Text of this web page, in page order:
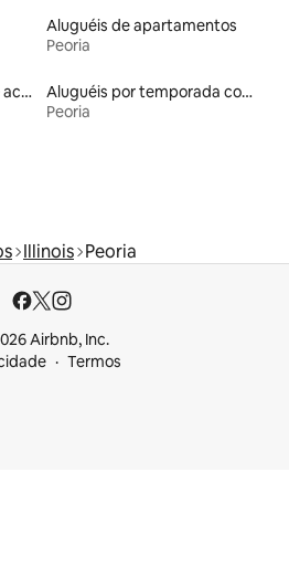
Aluguéis de apartamentos
Peoria
Aluguéis de espaços que aceitam animais de estimação
Aluguéis por temporada com caiaque
Peoria
Illinois Peoria
Airbnb, Inc.
Termos